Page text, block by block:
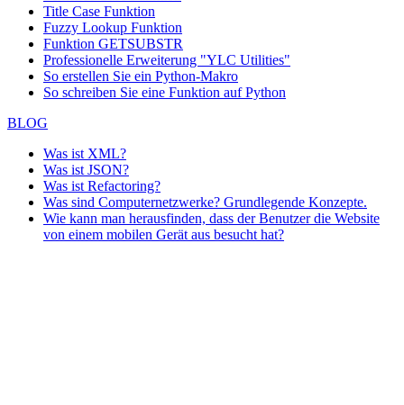
Title Case Funktion
Fuzzy Lookup Funktion
Funktion GETSUBSTR
Professionelle Erweiterung "YLC Utilities"
So erstellen Sie ein Python-Makro
So schreiben Sie eine Funktion auf Python
BLOG
Was ist XML?
Was ist JSON?
Was ist Refactoring?
Was sind Computernetzwerke? Grundlegende Konzepte.
Wie kann man herausfinden, dass der Benutzer die Website
von einem mobilen Gerät aus besucht hat?